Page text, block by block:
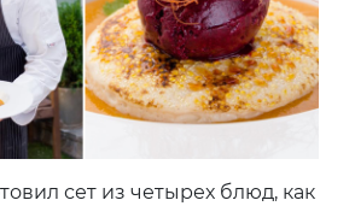
сет из четырех блюд, как